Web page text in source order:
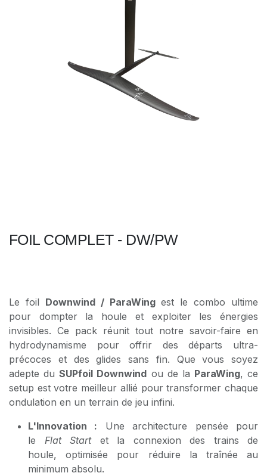
FOIL COMPLET - DW/PW
Le foil Downwind / ParaWingest le combo ultime
pour dompter la houle et exploiter les énergies
invisibles. Ce pack réunit tout notre savoir-faire en
hydrodynamisme pour offrir des départs ultra-
précoces et des glides sans fin. Que vous soyez
adepte duSUPfoil Downwind ou de la ParaWing, ce
setup est votre meilleur allié pour transformer chaque
ondulation en un terrain de jeu infini.
L'Innovation : Une architecture pensée pour
le Flat Startet la connexion des trains de
houle, optimisée pour réduire la traînée au
minimum absolu.